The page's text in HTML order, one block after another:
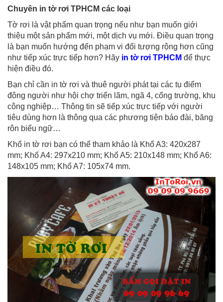
Chuyên in tờ rơi TPHCM các loại
Tờ rơi là vật phẩm quan trọng nếu như bạn muốn giới
thiệu một sản phẩm mới, một dịch vụ mới. Điều quan trọng
là bạn muốn hướng đến phạm vi đối tượng rộng hơn cũng
như tiếp xúc trực tiếp hơn? Hãy in tờ rơi TPHCM để thực
hiện điều đó.
Bạn chỉ cần in tờ rơi và thuê người phát tại các tụ điểm
đông người như hội chợ triển lãm, ngã 4, cổng trường, khu
công nghiệp… Thông tin sẽ tiếp xúc trực tiếp với người
tiêu dùng hơn là thông qua các phương tiện báo đài, băng
rôn biểu ngữ…
Khổ in tờ rơi bạn có thể tham khảo là Khổ A3: 420x287
mm; Khổ A4: 297x210 mm; Khổ A5: 210x148 mm; Khổ A6:
148x105 mm; Khổ A7: 105x74 mm.